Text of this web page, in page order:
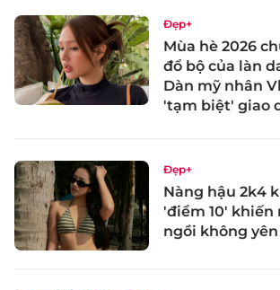
Đẹp+
Mùa hè 2026
đổ bộ của làn
Dàn mỹ nhân
'tạm biệt' giao
Đẹp+
Nàng hậu 2k4
'điểm 10'
ngồi không yên